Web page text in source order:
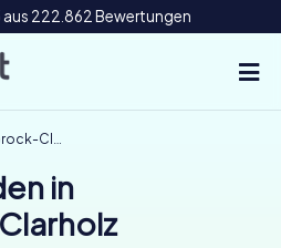
222.862 Bewertungen
Clarholz
in